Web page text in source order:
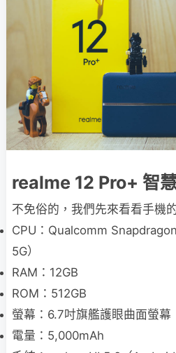
realme 12 Pro+ 智
不免俗的，我們先來看看手機
CPU：Qualcomm
5G）
RAM：12GB
ROM：512GB
螢幕：6.7吋旗艦護眼曲面螢幕
電量：5,000mAh